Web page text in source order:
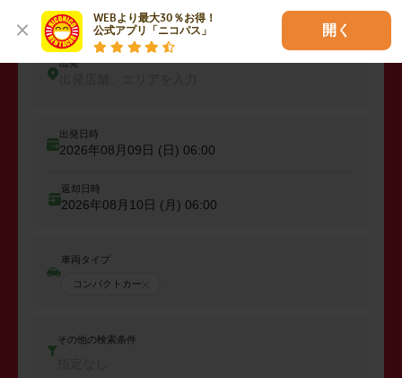
WEBより最大30％お得！
公式アプリ「ニコパス」
開く
出発
出発日時
2026年08月09日 (日) 06:00
返却日時
2026年08月10日 (月) 06:00
車両タイプ
コンパクトカー
その他の検索条件